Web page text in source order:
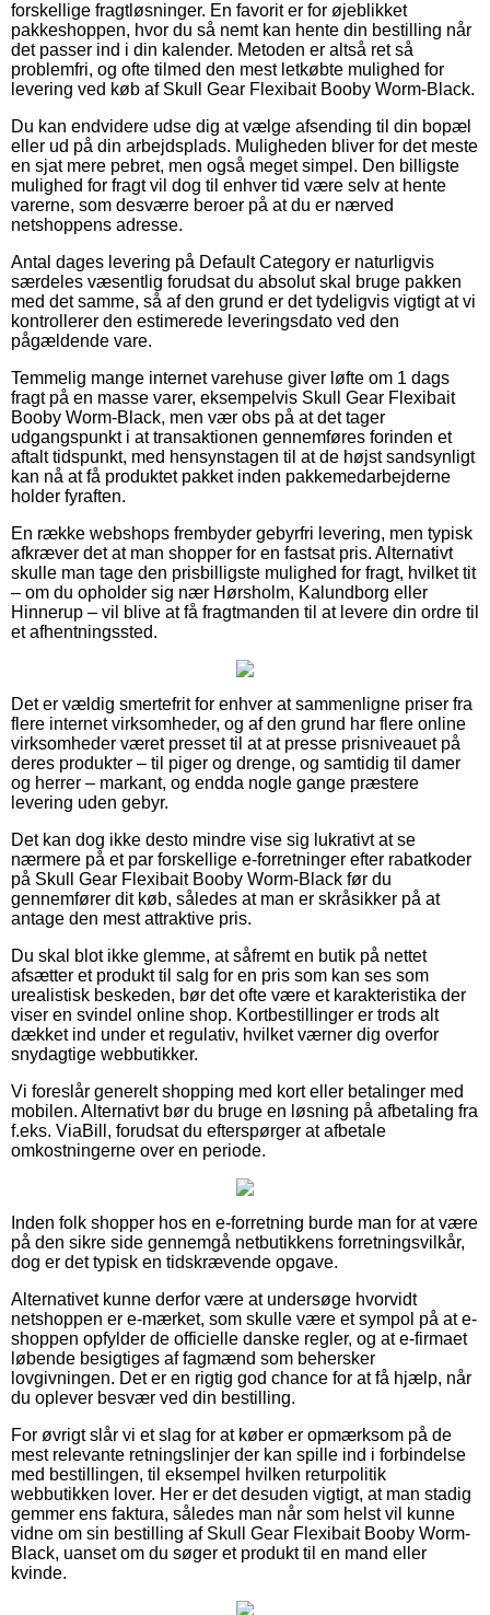
forskellige fragtløsninger. En favorit er for øjeblikket
pakkeshoppen, hvor du så nemt kan hente din bestilling når
det passer ind i din kalender. Metoden er altså ret så
problemfri, og ofte tilmed den mest letkøbte mulighed for
levering ved køb af Skull Gear Flexibait Booby Worm-Black.
Du kan endvidere udse dig at vælge afsending til din bopæl
eller ud på din arbejdsplads. Muligheden bliver for det meste
en sjat mere pebret, men også meget simpel. Den billigste
mulighed for fragt vil dog til enhver tid være selv at hente
varerne, som desværre beroer på at du er nærved
netshoppens adresse.
Antal dages levering på Default Category er naturligvis
særdeles væsentlig forudsat du absolut skal bruge pakken
med det samme, så af den grund er det tydeligvis vigtigt at vi
kontrollerer den estimerede leveringsdato ved den
pågældende vare.
Temmelig mange internet varehuse giver løfte om 1 dags
fragt på en masse varer, eksempelvis Skull Gear Flexibait
Booby Worm-Black, men vær obs på at det tager
udgangspunkt i at transaktionen gennemføres forinden et
aftalt tidspunkt, med hensynstagen til at de højst sandsynligt
kan nå at få produktet pakket inden pakkemedarbejderne
holder fyraften.
En række webshops frembyder gebyrfri levering, men typisk
afkræver det at man shopper for en fastsat pris. Alternativt
skulle man tage den prisbilligste mulighed for fragt, hvilket tit
– om du opholder sig nær Hørsholm, Kalundborg eller
Hinnerup – vil blive at få fragtmanden til at levere din ordre til
et afhentningssted.
Det er vældig smertefrit for enhver at sammenligne priser fra
flere internet virksomheder, og af den grund har flere online
virksomheder været presset til at at presse prisniveauet på
deres produkter – til piger og drenge, og samtidig til damer
og herrer – markant, og endda nogle gange præstere
levering uden gebyr.
Det kan dog ikke desto mindre vise sig lukrativt at se
nærmere på et par forskellige e-forretninger efter rabatkoder
på Skull Gear Flexibait Booby Worm-Black før du
gennemfører dit køb, således at man er skråsikker på at
antage den mest attraktive pris.
Du skal blot ikke glemme, at såfremt en butik på nettet
afsætter et produkt til salg for en pris som kan ses som
urealistisk beskeden, bør det ofte være et karakteristika der
viser en svindel online shop. Kortbestillinger er trods alt
dækket ind under et regulativ, hvilket værner dig overfor
snydagtige webbutikker.
Vi foreslår generelt shopping med kort eller betalinger med
mobilen. Alternativt bør du bruge en løsning på afbetaling fra
f.eks. ViaBill, forudsat du efterspørger at afbetale
omkostningerne over en periode.
Inden folk shopper hos en e-forretning burde man for at være
på den sikre side gennemgå netbutikkens forretningsvilkår,
dog er det typisk en tidskrævende opgave.
Alternativet kunne derfor være at undersøge hvorvidt
netshoppen er e-mærket, som skulle være et sympol på at e-
shoppen opfylder de officielle danske regler, og at e-firmaet
løbende besigtiges af fagmænd som behersker
lovgivningen. Det er en rigtig god chance for at få hjælp, når
du oplever besvær ved din bestilling.
For øvrigt slår vi et slag for at køber er opmærksom på de
mest relevante retningslinjer der kan spille ind i forbindelse
med bestillingen, til eksempel hvilken returpolitik
webbutikken lover. Her er det desuden vigtigt, at man stadig
gemmer ens faktura, således man når som helst vil kunne
vidne om sin bestilling af Skull Gear Flexibait Booby Worm-
Black, uanset om du søger et produkt til en mand eller
kvinde.